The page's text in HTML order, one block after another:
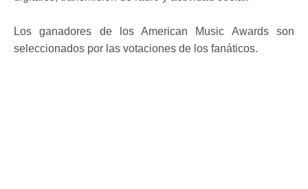
Los ganadores de los American Music Awards son
seleccionados por las votaciones de los fanáticos.